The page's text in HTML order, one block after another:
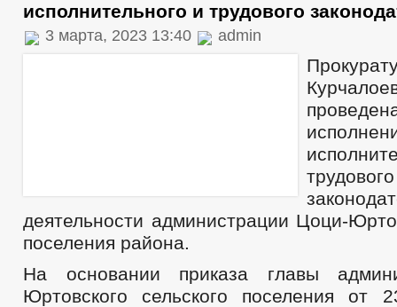
исполнительного и трудового
3 марта, 2023 13:40 admin
трудового
деятельности администрации Цоци-
поселения района.
На основании приказа главы
Юртовского сельского поселения